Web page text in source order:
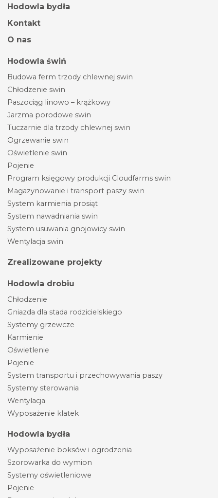
Hodowla bydła
Kontakt
O nas
Hodowla świń
Budowa ferm trzody chlewnej swin
Chłodzenie swin
Paszociąg linowo – krążkowy
Jarzma porodowe swin
Tuczarnie dla trzody chlewnej swin
Ogrzewanie swin
Oświetlenie swin
Pojenie
Program księgowy produkcji Cloudfarms swin
Magazynowanie i transport paszy swin
System karmienia prosiąt
System nawadniania swin
System usuwania gnojowicy swin
Wentylacja swin
Zrealizowane projekty
Hodowla drobiu
Chłodzenie
Gniazda dla stada rodzicielskiego
Systemy grzewcze
Karmienie
Oświetlenie
Pojenie
System transportu i przechowywania paszy
Systemy sterowania
Wentylacja
Wyposażenie klatek
Hodowla bydła
Wyposażenie boksów i ogrodzenia
Szorowarka do wymion
Systemy oświetleniowe
Pojenie